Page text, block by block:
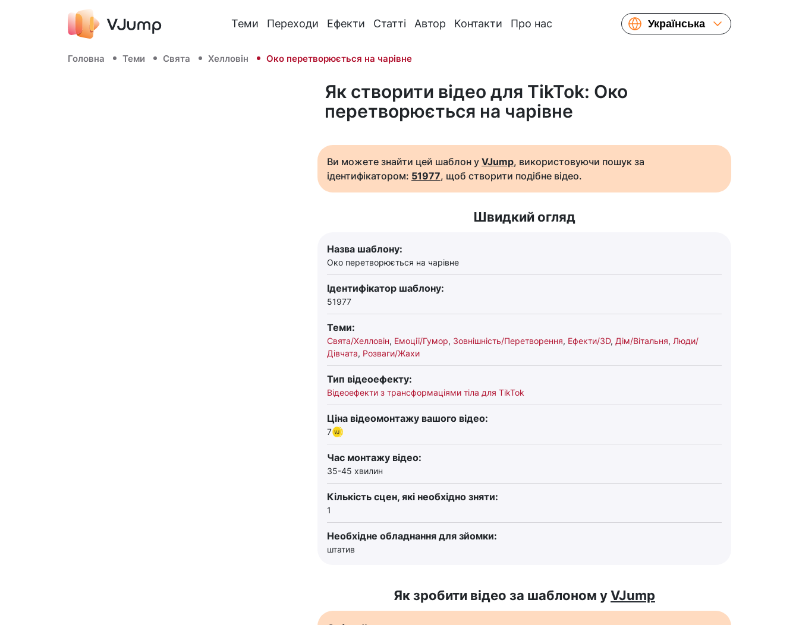
Теми Переходи Ефекти Статті Автор Контакти Про нас
Українська
Головна Теми Свята Хелловін Око перетворюється на чарівне
Як створити відео для TikTok: Око
перетворюється на чарівне
Ви можете знайти цей шаблон у VJump, використовуючи пошук за
ідентифікатором: 51977, щоб створити подібне відео.
Швидкий огляд
Назва шаблону:
Око перетворюється на чарівне
Ідентифікатор шаблону:
51977
Теми:
Свята/Хелловін, Емоції/Гумор, Зовнішність/Перетворення, Ефекти/3D, Дім/Вітальня, Люди/
Дівчата, Розваги/Жахи
Тип відеоефекту:
Відеоефекти з трансформаціями тіла для TikTok
Ціна відеомонтажу вашого відео:
7
Час монтажу відео:
35-45 хвилин
Кількість сцен, які необхідно зняти:
1
Необхідне обладнання для зйомки:
штатив
Як зробити відео за шаблоном уVJump